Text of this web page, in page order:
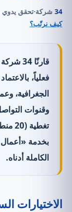
34 شركة·تحقق يدوي
كيف نرتّب؟
قارنّا
فعلياً،
الجغرافية،
وقنوات
بخدمة «أعمال
الكاملة أدناه.
الاختيارات